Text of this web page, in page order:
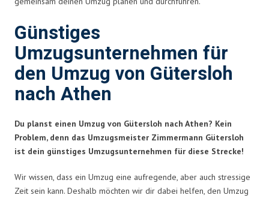
Günstiges
Umzugsunternehmen für
den Umzug von Gütersloh
nach Athen
Du planst einen Umzug von Gütersloh nach Athen? Kein
Problem, denn das Umzugsmeister Zimmermann Gütersloh
ist dein günstiges Umzugsunternehmen für diese Strecke!
Wir wissen, dass ein Umzug eine aufregende, aber auch stressige
Zeit sein kann. Deshalb möchten wir dir dabei helfen, den Umzug